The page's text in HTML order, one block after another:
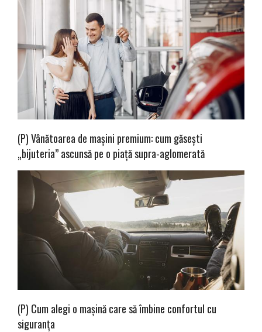
(P) Vânătoarea de mașini premium: cum găsești
„bijuteria” ascunsă pe o piață supra-aglomerată
(P) Cum alegi o mașină care să îmbine confortul cu
siguranța